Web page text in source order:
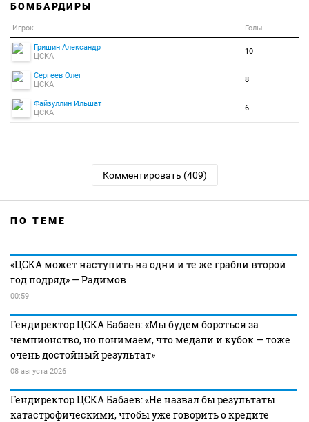
БОМБАРДИРЫ
Игрок Голы
Гришин Александр
ЦСКА
10
Сергеев Олег
ЦСКА
8
Файзуллин Ильшат
ЦСКА
6
Комментировать (409)
ПО ТЕМЕ
«ЦСКА может наступить на одни и те же грабли второй
год подряд» — Радимов
00:59
Гендиректор ЦСКА Бабаев: «Мы будем бороться за
чемпионство, но понимаем, что медали и кубок — тоже
очень достойный результат»
08 августа 2026
Гендиректор ЦСКА Бабаев: «Не назвал бы результаты
катастрофическими, чтобы уже говорить о кредите